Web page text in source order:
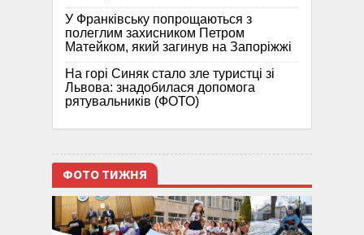
У Франківську попрощаються з
полеглим захисником Петром
Матейком, який загинув на Запоріжжі
На горі Синяк стало зле туристці зі
Львова: знадобилася допомога
рятувальників (ФОТО)
ФОТО ТИЖНЯ